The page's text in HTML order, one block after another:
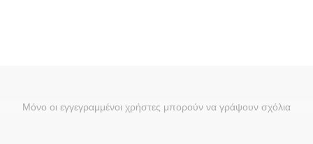
Μόνο οι εγγεγραμμένοι χρήστες μπορούν να γράψουν σχόλια